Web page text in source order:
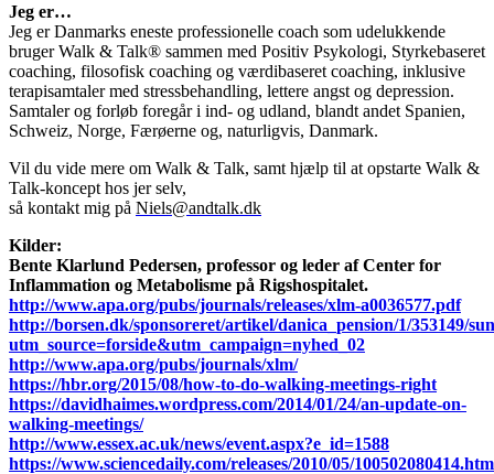
Jeg er…
Jeg er Danmarks eneste professionelle coach som udelukkende
bruger Walk & Talk® sammen med Positiv Psykologi, Styrkebaseret
coaching, filosofisk coaching og værdibaseret coaching, inklusive
terapisamtaler med stressbehandling, lettere angst og depression.
Samtaler og forløb foregår i ind- og udland, blandt andet Spanien,
Schweiz, Norge, Færøerne og, naturligvis, Danmark.
Vil du vide mere om Walk & Talk, samt hjælp til at opstarte Walk &
Talk-koncept hos jer selv,
så kontakt mig på Niels@andtalk.dk
Kilder:
Bente Klarlund Pedersen, professor og leder af Center for
Inflammation og Metabolisme på Rigshospitalet.
http://www.apa.org/pubs/journals/releases/xlm-a0036577.pdf
http://borsen.dk/sponsoreret/artikel/danica_pension/1/353149/
utm_source=forside&utm_campaign=nyhed_02
http://www.apa.org/pubs/journals/xlm/
https://hbr.org/2015/08/how-to-do-walking-meetings-right
https://davidhaimes.wordpress.com/2014/01/24/an-update-on-
walking-meetings/
http://www.essex.ac.uk/news/event.aspx?e_id=1588
https://www.sciencedaily.com/releases/2010/05/100502080414.htm